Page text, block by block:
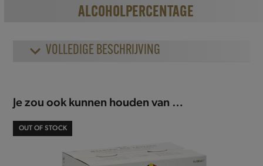
ALCOHOLPERCENTAGE
VOLLEDIGE BESCHRIJVING
Je zou ook kunnen houden van …
OUT OF STOCK